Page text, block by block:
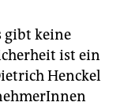
gibt keine
ist ein
Henckel